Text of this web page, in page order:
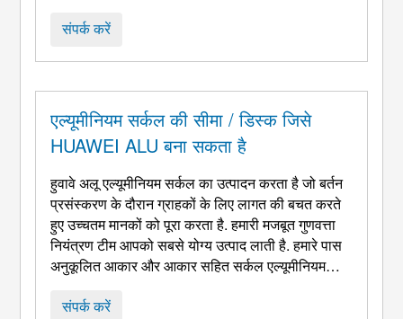
एल्युमीनियम है 99.6%. यह उच्च शुद्धता इसे मुख्य
संपर्क करें
एल्यूमीनियम सर्कल की सीमा / डिस्क जिसे
HUAWEI ALU बना सकता है
हुवावे अलू एल्यूमीनियम सर्कल का उत्पादन करता है जो बर्तन
प्रसंस्करण के दौरान ग्राहकों के लिए लागत की बचत करते
हुए उच्चतम मानकों को पूरा करता है. हमारी मजबूत गुणवत्ता
नियंत्रण टीम आपको सबसे योग्य उत्पाद लाती है. हमारे पास
अनुकूलित आकार और आकार सहित सर्कल एल्यूमीनियम
एल्यूमीनियम सर्कल / डिस्क उत्कृष्ट डीप ड्रॉइंग और कताई
संपर्क करें